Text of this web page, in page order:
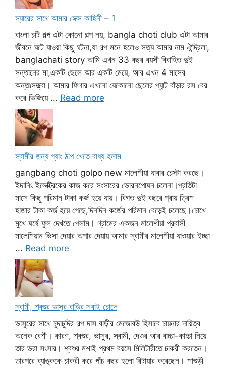
স্যারের সাথে আমার সেক্স কাহিনী – 1
বাংলা চটি গল্প এটা কোনো গল্প নয়, bangla choti club এটা আমার
জীবনে ঘটে যাওয়া কিছু ঘটনা,যা গল্প মনে হলেও সত্য আমার নাম ঐন্দ্রিলা,
banglachati story আমি এখন 33 বছর বয়সী বিবাহিত দুই
সন্তানের মা,একটি ছেলে আর একটি মেয়ে, আর এখন 4 মাসের
অন্তঃসত্ত্বা। আমার ফিগার এখনো যেকোনো ছেলের প্যান্ট বাঁড়ার রস বের
করে ভিজিয়ে ... Read more
স্বামীর জন্য গ্যাং ঠাপ খেতে বাধ্য হলাম
gangbang choti golpo new মালেশীয়া যাবার চেস্টা করছে।
ইদানিং ইলেক্ট্রিকের কাজ করে সংসারের ভোরনপোষন চলেনা।প্রতিটা
মাসে কিছু পরিমান টাকা কর্জ হয়ে যায়। বিগত দুই বছরে প্রায় ত্রিশ
হাজার টাকা কর্জ হয়ে গেছে,দিনদিন কর্জের পরিমান বেড়েই চলেছে।চোখে
মুখে ষর্ষে ফুল দেখতে পেলাম। গ্রামের একজন মালেশীয়া প্রবাসী
মালেশিয়ান ভিসা দেয়ার অপার দেয়ায় আমার স্বামীর মালেশীয়া যাওয়ার ইচ্ছা
... Read more
স্বামী, শ্বশুর ভাসুর বাড়ির সবাই চোদে
ভাসুরের সাথে চুদাচুদির গল্প দাস বাড়ীর মেজোবউ হিসাবে চায়নার দায়িত্ব
অনেক বেশী। কারণ, শ্বশুর, ভাসুর, স্বামী, দেওর আর বাচ্চা-কাচ্চা নিয়ে
তার ভরা সংসার। শ্বশুর মশাই প্রথম বয়সে মিলিটারীতে চাকরী করতেন।
তারপরে ব্যাঙ্ককে চাকরী করে পাঁচ বছর হলো রিটায়ার করেছেন। শাশুড়ী